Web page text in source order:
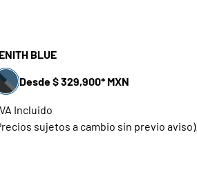
BLUE
Desde $ 329,900* MXN
Incluido
sujetos a cambio sin previo aviso).